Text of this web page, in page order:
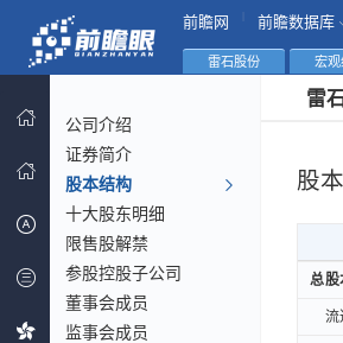
前瞻网 前瞻数据库
雷石股份 宏观
公司介绍
证券简介
股本结构
十大股东明细
限售股解禁
参股控股子公司
董事会成员
监事会成员
雷
股
总股
流
总股
流